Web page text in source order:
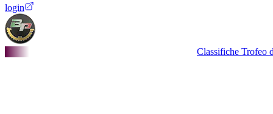
login
Classifiche Trofeo dei